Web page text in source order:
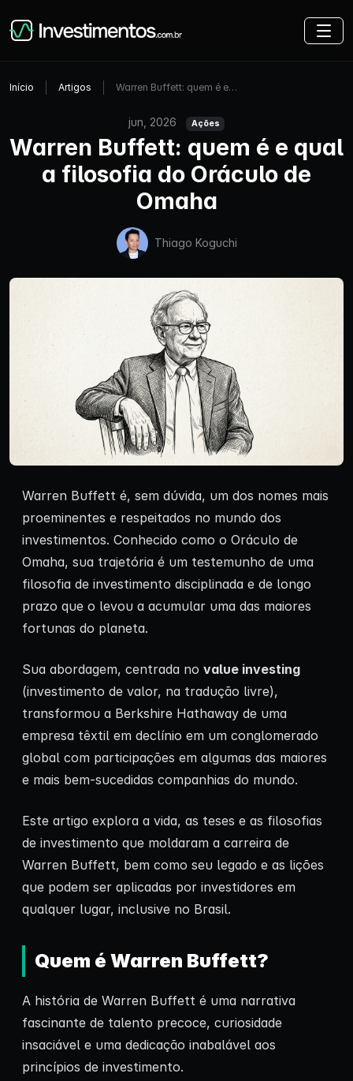
Início Artigos Warren Buffett: quem é e…
jun, 2026 Ações
Warren Buffett: quem é e qual
a filosofia do Oráculo de
Omaha
Thiago Koguchi
Warren Buffett é, sem dúvida, um dos nomes mais
proeminentes e respeitados no mundo dos
investimentos. Conhecido como o Oráculo de
Omaha, sua trajetória é um testemunho de uma
filosofia de investimento disciplinada e de longo
prazo que o levou a acumular uma das maiores
fortunas do planeta.
Sua abordagem, centrada no value investing
(investimento de valor, na tradução livre),
transformou a Berkshire Hathaway de uma
empresa têxtil em declínio em um conglomerado
global com participações em algumas das maiores
e mais bem-sucedidas companhias do mundo.
Este artigo explora a vida, as teses e as filosofias
de investimento que moldaram a carreira de
Warren Buffett, bem como seu legado e as lições
que podem ser aplicadas por investidores em
qualquer lugar, inclusive no Brasil.
Quem é Warren Buffett?
A história de Warren Buffett é uma narrativa
fascinante de talento precoce, curiosidade
insaciável e uma dedicação inabalável aos
princípios de investimento.